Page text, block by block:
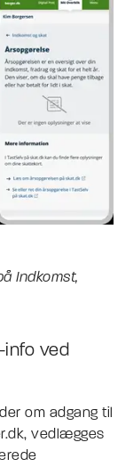
Indkomst,
info ved
om adgang til
vedlægges